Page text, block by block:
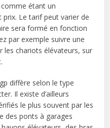
étant un
Le tarif peut varier de
sera formé en fonction
par exemple suivre une
chariots élévateurs, sur
diffère selon le type
Il existe d’ailleurs
le plus souvent par les
des ponts à garages